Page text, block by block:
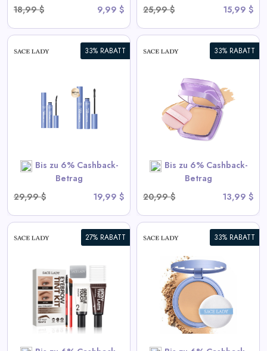
18,99 $
9,99 $
25,99 $
15,99 $
33% RABATT
Bis zu 6% Cashback-
Betrag
29,99 $
19,99 $
33% RABATT
Bis zu 6% Cashback-
Betrag
20,99 $
13,99 $
Cremige Foundation
View All Sace Lady Deals
SHOP NOW
27% RABATT 33% RABATT
Langanhaltendes
wasserdichtes Gesichtspuder
View All Sace Lady Deals